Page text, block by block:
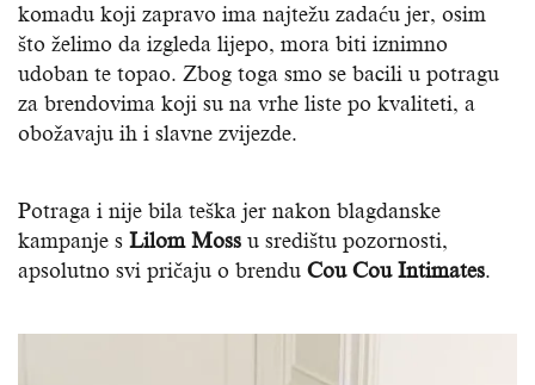
komadu koji zapravo ima najtežu zadaću jer, osim
što želimo da izgleda lijepo, mora biti iznimno
udoban te topao. Zbog toga smo se bacili u potragu
za brendovima koji su na vrhe liste po kvaliteti, a
obožavaju ih i slavne zvijezde.
Potraga i nije bila teška jer nakon blagdanske
kampanje s Lilom Moss u središtu pozornosti,
apsolutno svi pričaju o brendu Cou Cou Intimates.